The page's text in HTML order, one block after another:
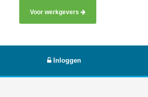
Voor werkgevers
Inloggen